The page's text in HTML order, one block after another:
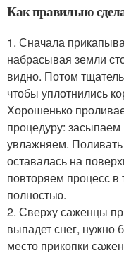
Как правильно
1. Сначала
набрасывая земли
видно. Потом
чтобы уплотнились
Хорошенько
процедуру:
увлажняем.
оставалась на
повторяем процесс в
полностью.
2. Сверху саженцы
выпадет снег, нужно
место прикопки